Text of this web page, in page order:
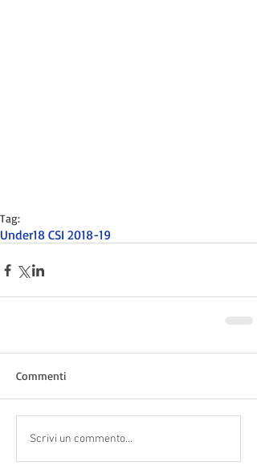
Tag:
Under18 CSI 2018-19
Commenti
Scrivi un commento...